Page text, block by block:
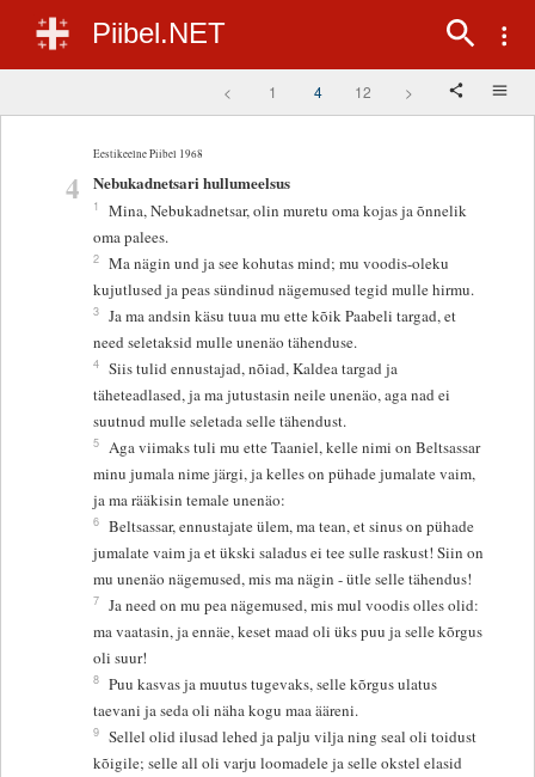
Piibel.NET
< 1 4 12 >
Eestikeelne Piibel 1968
4 Nebukadnetsari hullumeelsus
1
Mina, Nebukadnetsar, olin muretu oma kojas ja õnnelik
oma palees.
2 Ma nägin und ja see kohutas mind; mu voodis-oleku
kujutlused ja peas sündinud nägemused tegid mulle hirmu.
3 Ja ma andsin käsu tuua mu ette kõik Paabeli targad, et
need seletaksid mulle unenäo tähenduse.
4 Siis tulid ennustajad, nõiad, Kaldea targad ja
täheteadlased, ja ma jutustasin neile unenäo, aga nad ei
suutnud mulle seletada selle tähendust.
5 Aga viimaks tuli mu ette Taaniel, kelle nimi on Beltsassar
minu jumala nime järgi, ja kelles on pühade jumalate vaim,
ja ma rääkisin temale unenäo:
6 Beltsassar, ennustajate ülem, ma tean, et sinus on pühade
jumalate vaim ja et ükski saladus ei tee sulle raskust! Siin on
mu unenäo nägemused, mis ma nägin - ütle selle tähendus!
7 Ja need on mu pea nägemused, mis mul voodis olles olid:
ma vaatasin, ja ennäe, keset maad oli üks puu ja selle kõrgus
oli suur!
8 Puu kasvas ja muutus tugevaks, selle kõrgus ulatus
taevani ja seda oli näha kogu maa ääreni.
9 Sellel olid ilusad lehed ja palju vilja ning seal oli toidust
kõigile; selle all oli varju loomadele ja selle okstel elasid